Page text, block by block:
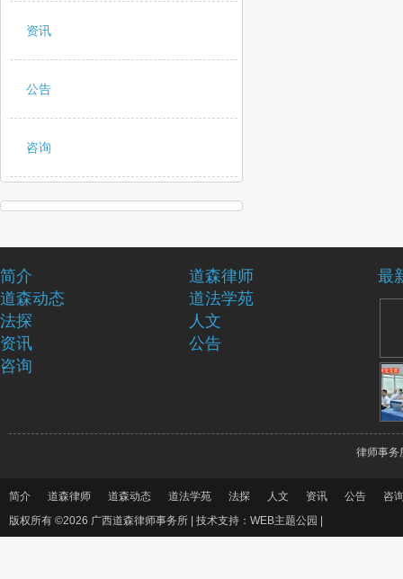
资讯
公告
咨询
简介
道森律师
道森动态
道法学苑
法探
人文
资讯
公告
咨询
最
律师事务
简介 道森律师 道森动态 道法学苑 法探 人文 资讯 公告
咨
版权所有 ©2026 广西道森律师事务所 | 技术支持：WEB主题公园